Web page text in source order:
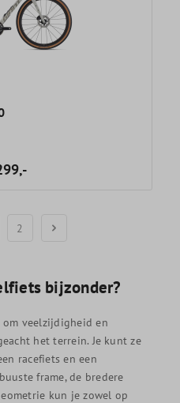
2
bijzonder?
veelzijdigheid en
het terrein. Je kunt ze
racefiets en een
frame, de bredere
kun je zowel op